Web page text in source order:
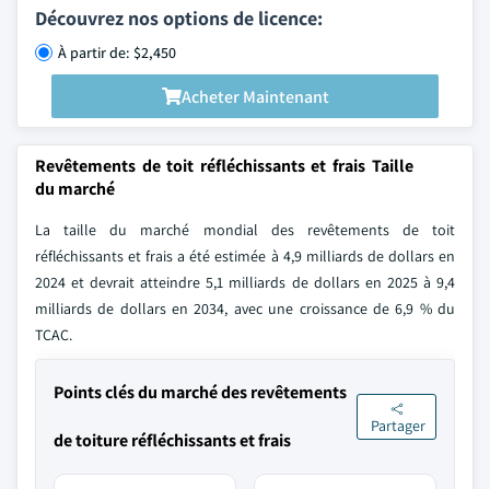
Découvrez nos options de licence:
À partir de: $2,450
Acheter Maintenant
Revêtements de toit réfléchissants et frais Taille
du marché
La taille du marché mondial des revêtements de toit
réfléchissants et frais a été estimée à 4,9 milliards de dollars en
2024 et devrait atteindre 5,1 milliards de dollars en 2025 à 9,4
milliards de dollars en 2034, avec une croissance de 6,9 % du
TCAC.
Points clés du marché des revêtements
de toiture réfléchissants et frais
Partager